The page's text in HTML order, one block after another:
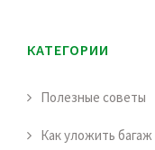
КАТЕГОРИИ
Полезные советы
Как уложить багаж